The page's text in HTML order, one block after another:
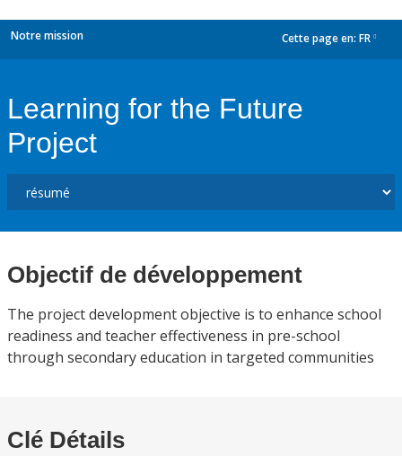
Notre mission Cette page en: FR
Learning for the Future
Project
Objectif de développement
The project development objective is to enhance school
readiness and teacher effectiveness in pre-school
through secondary education in targeted communities
Clé Détails